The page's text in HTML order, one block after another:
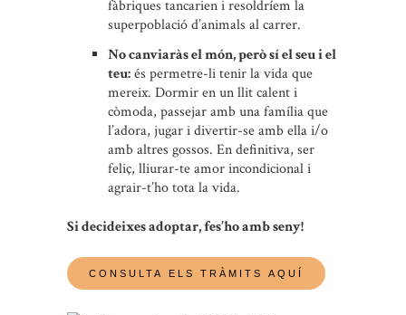
fàbriques tancarien i resoldríem la
superpoblació d’animals al carrer.
No canviaràs el món, però sí el seu i el
teu:és permetre-li tenir la vida que
mereix. Dormir en un llit calent i
còmoda, passejar amb una família que
l’adora, jugar i divertir-se amb ella i/o
amb altres gossos. En definitiva, ser
feliç, lliurar-te amor incondicional i
agrair-t’ho tota la vida.
Si decideixes adoptar, fes’ho amb seny!